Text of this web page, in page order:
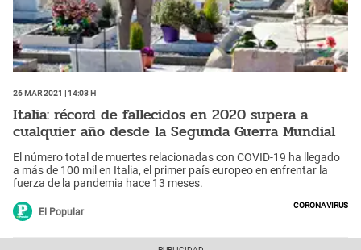
26 Mar 2021 | 14:03 h
Italia: récord de fallecidos en 2020 supera a
cualquier año desde la Segunda Guerra Mundial
El número total de muertes relacionadas con COVID-19 ha llegado
a más de 100 mil en Italia, el primer país europeo en enfrentar la
fuerza de la pandemia hace 13 meses.
El Popular
Coronavirus